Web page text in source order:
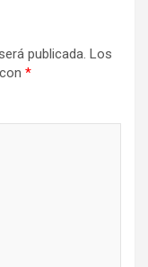
publicada. Los
*